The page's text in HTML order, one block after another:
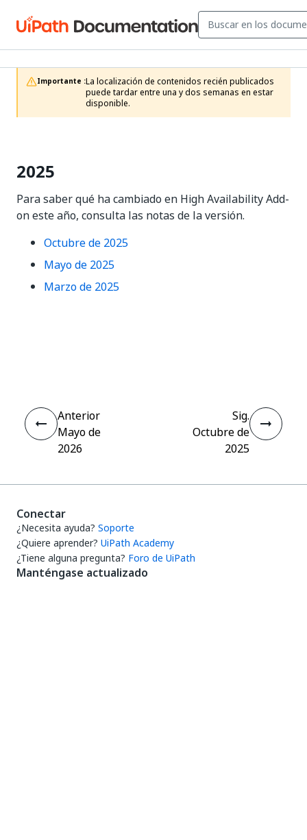
Importante :La localización de contenidos recién publicados
puede tardar entre una y dos semanas en estar
disponible.
2025
Para saber qué ha cambiado en High Availability Add-
on este año, consulta las notas de la versión.
Octubre de 2025
Mayo de 2025
Marzo de 2025
Anterior
Mayo de
2026
Sig.
Octubre de
2025
Conectar
¿Necesita ayuda? Soporte
¿Quiere aprender? UiPath Academy
¿Tiene alguna pregunta? Foro de UiPath
Manténgase actualizado